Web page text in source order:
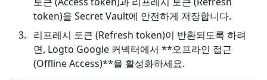
token)을 Secret Vault에 안전하게 저장합니다.
리프레시 토큰 (Refresh token)이 반환되도록 하려
면, Logto Google 커넥터에서 **오프라인 접근
(Offline Access)**을 활성화하세요.